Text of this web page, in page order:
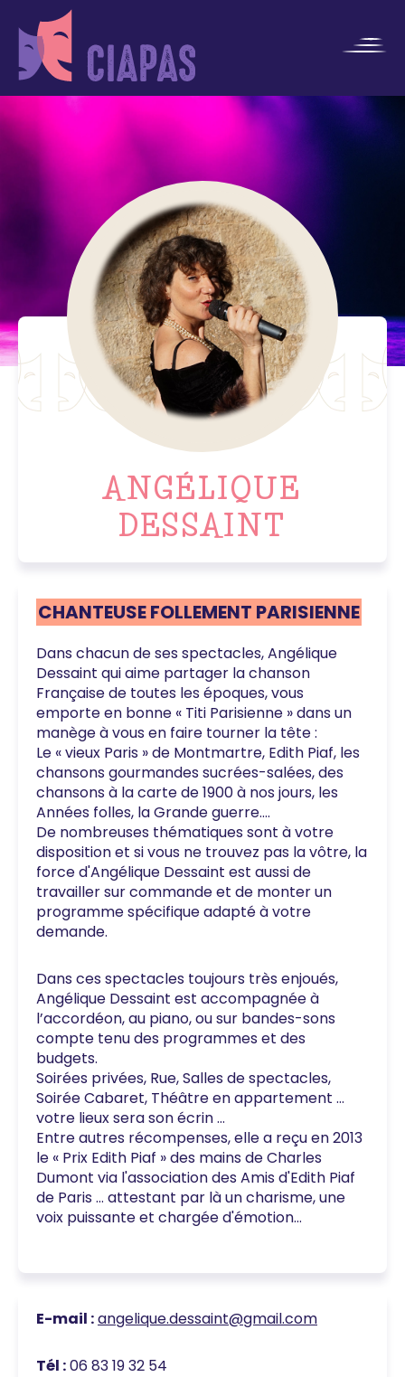
ANGÉLIQUE
DESSAINT
CHANTEUSE FOLLEMENT PARISIENNE
Dans chacun de ses spectacles, Angélique
Dessaint qui aime partager la chanson
Française de toutes les époques, vous
emporte en bonne « Titi Parisienne » dans un
manège à vous en faire tourner la tête :
Le « vieux Paris » de Montmartre, Edith Piaf, les
chansons gourmandes sucrées-salées, des
chansons à la carte de 1900 à nos jours, les
Années folles, la Grande guerre….
De nombreuses thématiques sont à votre
disposition et si vous ne trouvez pas la vôtre, la
force d'Angélique Dessaint est aussi de
travailler sur commande et de monter un
programme spécifique adapté à votre
demande.
Dans ces spectacles toujours très enjoués,
Angélique Dessaint est accompagnée à
l’accordéon, au piano, ou sur bandes-sons
compte tenu des programmes et des
budgets.
Soirées privées, Rue, Salles de spectacles,
Soirée Cabaret, Théâtre en appartement …
votre lieux sera son écrin …
Entre autres récompenses, elle a reçu en 2013
le « Prix Edith Piaf » des mains de Charles
Dumont via l'association des Amis d'Edith Piaf
de Paris … attestant par là un charisme, une
voix puissante et chargée d'émotion…
E-mail :angelique.dessaint@gmail.com
Tél :06 83 19 32 54